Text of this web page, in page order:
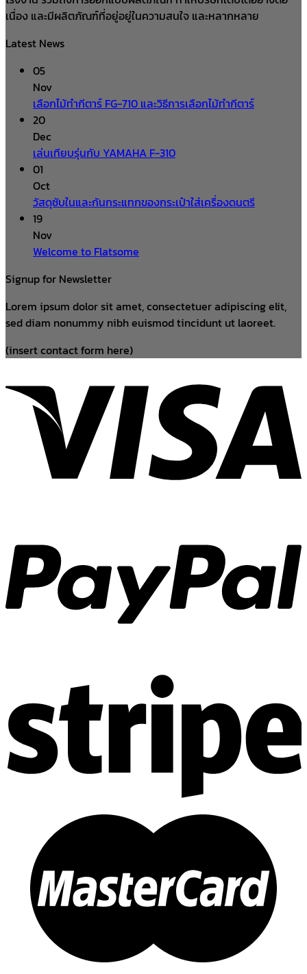
เนื่อง และมีผลิตภัณฑ์ที่อยู่อยู่ในความสนใจ และหลากหลาย
Latest News
05
Nov
เลือกไม้ทำกีตาร์ FG-710 และวิธีการเลือกไม้ทำกีตาร์
20
Dec
เล่นเทียบรุ่นกับ YAMAHA F-310
01
Oct
วัสดุซับในและกันกระแทกของกระเป๋าใส่เครื่องดนตรี
19
Nov
Welcome to Flatsome
Signup for Newsletter
Lorem ipsum dolor sit amet, consectetuer adipiscing elit,
sed diam nonummy nibh euismod tincidunt ut laoreet.
(insert contact form here)